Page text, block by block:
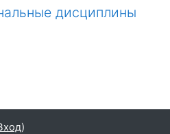
дисциплины
)